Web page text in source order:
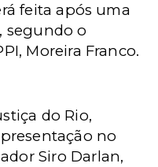
feita após uma
segundo o
Moreira Franco.
do Rio,
no
Siro Darlan,